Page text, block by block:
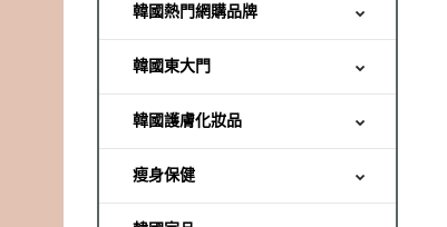
韓國熱門網購品牌
韓國東大門
韓國護膚化妝品
瘦身保健